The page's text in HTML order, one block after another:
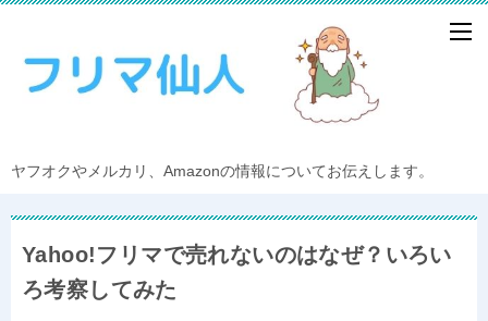
ヤフオクやメルカリ、Amazonの情報についてお伝えします。
Yahoo!フリマで売れないのはなぜ？いろい
ろ考察してみた